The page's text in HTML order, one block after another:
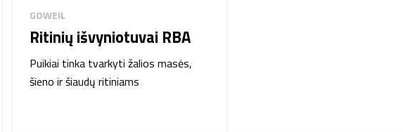
GOWEIL
Ritinių išvyniotuvai RBA
Puikiai tinka tvarkyti žalios masės,
šieno ir šiaudų ritiniams